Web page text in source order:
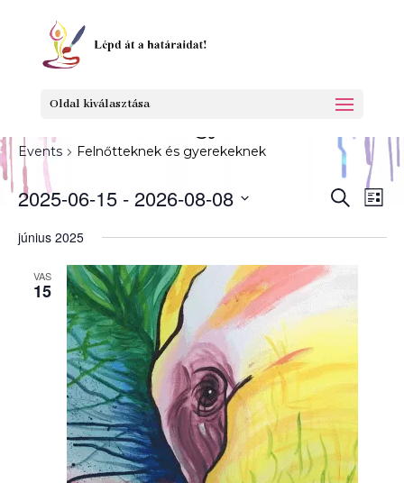
Oldal kiválasztása
Events Felnőtteknek és gyerekeknek
Events
and
Views
Search
List
2025-06-15 - 2026-08-08
date.
június 2025
VAS
15